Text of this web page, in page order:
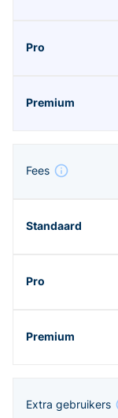
Fees
Extra gebruikers